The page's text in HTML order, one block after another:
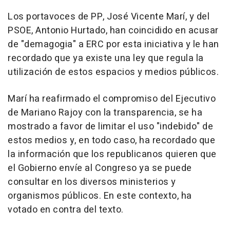
Los portavoces de PP, José Vicente Marí, y del
PSOE, Antonio Hurtado, han coincidido en acusar
de "demagogia" a ERC por esta iniciativa y le han
recordado que ya existe una ley que regula la
utilización de estos espacios y medios públicos.
Marí ha reafirmado el compromiso del Ejecutivo
de Mariano Rajoy con la transparencia, se ha
mostrado a favor de limitar el uso "indebido" de
estos medios y, en todo caso, ha recordado que
la información que los republicanos quieren que
el Gobierno envíe al Congreso ya se puede
consultar en los diversos ministerios y
organismos públicos. En este contexto, ha
votado en contra del texto.